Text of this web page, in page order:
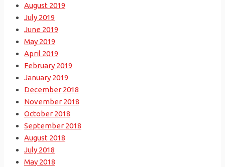
August 2019
July 2019
June 2019
May 2019
April 2019
February 2019
January 2019
December 2018
November 2018
October 2018
September 2018
August 2018
July 2018
May 2018